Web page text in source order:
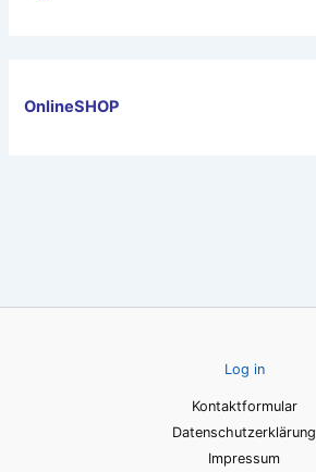
OnlineSHOP
Log in
Kontaktformular
Datenschutzerklärung
Impressum